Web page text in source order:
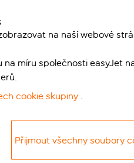
na naší webové
míru společnosti easyJet
cookie skupiny .
Přijmout všechny soubory